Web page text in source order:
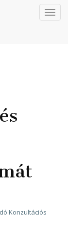
Konzultációs